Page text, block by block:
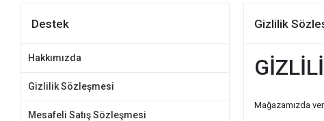
Destek
Hakkımızda
Gizlilik Sözleşmesi
Mesafeli Satış Sözleşmesi
Gizlilik
Mağazamızda